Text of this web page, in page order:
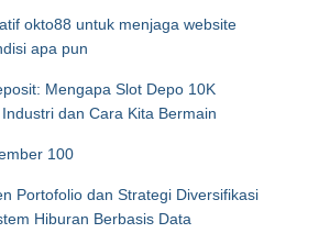
okto88 untuk menjaga website
apa pun
Mengapa Slot Depo 10K
dan Cara Kita Bermain
100
Portofolio dan Strategi Diversifikasi
Hiburan Berbasis Data